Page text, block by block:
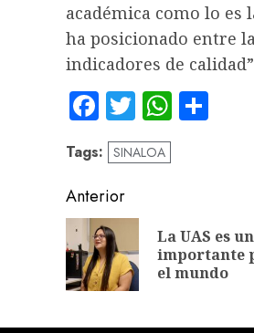
académica como lo es
ha posicionado entre
indicadores de
Facebook
Twitter
Tags: SINALOA
Navegación
de
entradas
Anterior
La UAS es
importante
el mundo